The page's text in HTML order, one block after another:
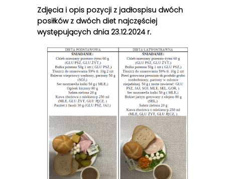
Zdjęcia i opis pozycji z jadłospisu dwóch
posiłków z dwóch diet najczęściej
występujących dnia 23.12.2024 r.